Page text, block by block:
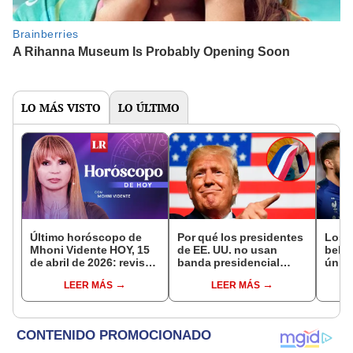
LO MÁS VISTO LO ÚLTIMO
Último horóscopo de
Mhoni Vidente HOY, 15
de abril de 2026: revisa
signo y entérate si te
espera un día
LEER MÁS
Por qué los presidentes
de EE. UU. no usan
banda presidencial
más países de América
Latina
LEER MÁS
Los